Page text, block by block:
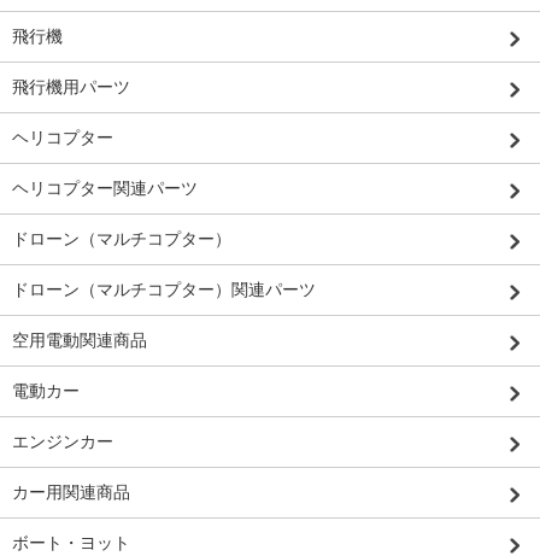
飛行機
飛行機用パーツ
ヘリコプター
ヘリコプター関連パーツ
ドローン（マルチコプター）
ドローン（マルチコプター）関連パーツ
空用電動関連商品
電動カー
エンジンカー
カー用関連商品
ボート・ヨット